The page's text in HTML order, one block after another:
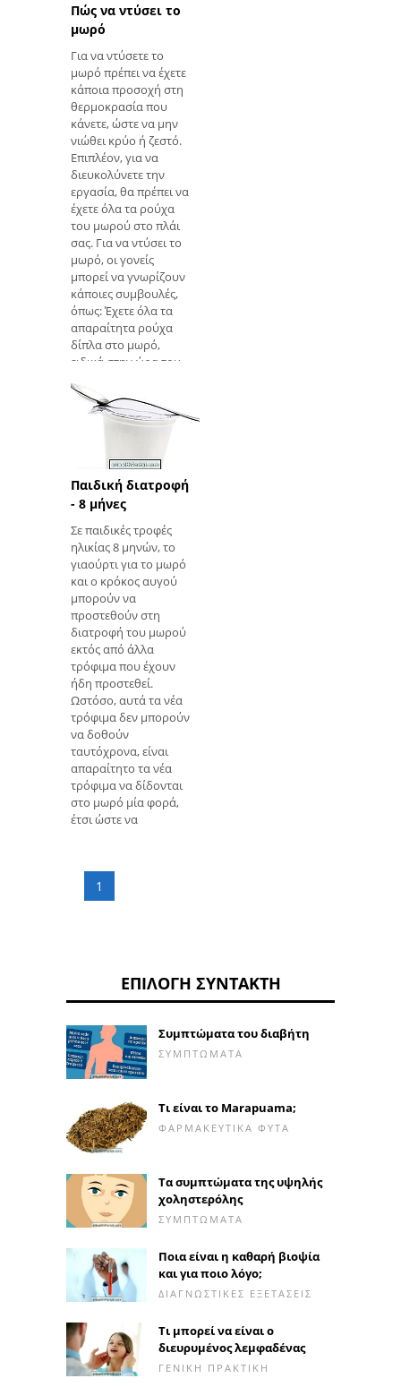
μέσω του θηλασμού
και ε
Πώς να ντύσει το
μωρό
Για να ντύσετε το
μωρό πρέπει να έχετε
κάποια προσοχή στη
θερμοκρασία που
κάνετε, ώστε να μην
νιώθει κρύο ή ζεστό.
Επιπλέον, για να
διευκολύνετε την
εργασία, θα πρέπει να
έχετε όλα τα ρούχα
του μωρού στο πλάι
σας. Για να ντύσει το
μωρό, οι γονείς
μπορεί να γνωρίζουν
κάποιες συμβουλές,
όπως: Έχετε όλα τα
απαραίτητα ρούχα
δίπλα στο μωρό,
ειδικά στην ώρα του
την
Παιδική διατροφή
- 8 μήνες
Σε παιδικές τροφές
ηλικίας 8 μηνών, το
γιαούρτι για το μωρό
και ο κρόκος αυγού
μπορούν να
προστεθούν στη
διατροφή του μωρού
εκτός από άλλα
τρόφιμα που έχουν
ήδη προστεθεί.
Ωστόσο, αυτά τα νέα
τρόφιμα δεν μπορούν
να δοθούν
ταυτόχρονα, είναι
απαραίτητο τα νέα
τρόφιμα να δίδονται
στο μωρό μία φορά,
έτσι ώστε να
1
ΕΠΙΛΟΓΉ ΣΥΝΤΆΚΤΗ
Συμπτώματα του διαβήτη
ΣΥΜΠΤΏΜΑΤΑ
Τι είναι το Marapuama;
ΦΑΡΜΑΚΕΥΤΙΚΆ ΦΥΤΆ
Τα συμπτώματα της υψηλής
χοληστερόλης
ΣΥΜΠΤΏΜΑΤΑ
Ποια είναι η καθαρή βιοψία
και για ποιο λόγο;
ΔΙΑΓΝΩΣΤΙΚΈΣ ΕΞΕΤΆΣΕΙΣ
Τι μπορεί να είναι ο
διευρυμένος λεμφαδένας
ΓΕΝΙΚΉ ΠΡΑΚΤΙΚΉ